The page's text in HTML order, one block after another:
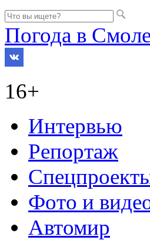
Погода в
16+
Интервью
Репортаж
Фото и
Автомир